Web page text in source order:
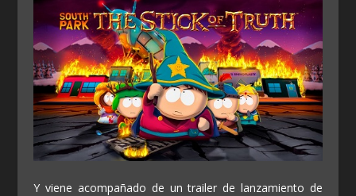
Y viene acompañado de un trailer de lanzamiento de